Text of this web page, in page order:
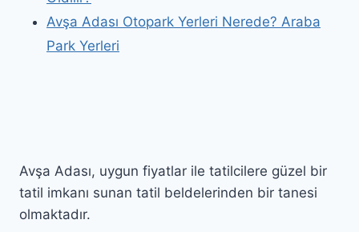
Avşa Adası Otopark Yerleri Nerede? Araba
Park Yerleri
Avşa Adası, uygun fiyatlar ile tatilcilere güzel bir
tatil imkanı sunan tatil beldelerinden bir tanesi
olmaktadır.